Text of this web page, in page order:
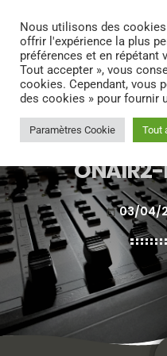
ONAIR2-
today 03/04/
Nous utilisons des
offrir l'expérience la plus
préférences et en répétant
Tout accepter », vous
cookies. Cependant, vous
des cookies » pour fournir
Paramètres Cookie Tout